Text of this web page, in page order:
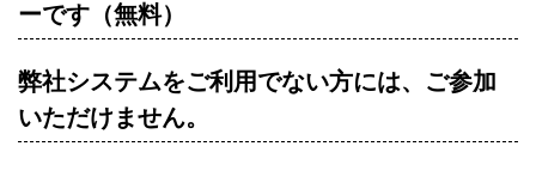
ーです（無料）
弊社システムをご利用でない方には、ご参加
いただけません。